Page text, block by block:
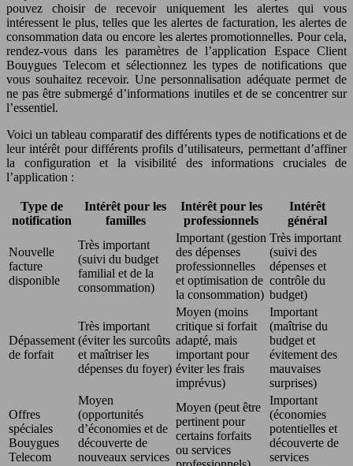
pouvez choisir de recevoir uniquement les alertes qui vous
intéressent le plus, telles que les alertes de facturation, les alertes de
consommation data ou encore les alertes promotionnelles. Pour cela,
rendez-vous dans les paramètres de l’application Espace Client
Bouygues Telecom et sélectionnez les types de notifications que
vous souhaitez recevoir. Une personnalisation adéquate permet de
ne pas être submergé d’informations inutiles et de se concentrer sur
l’essentiel.
Voici un tableau comparatif des différents types de notifications et de
leur intérêt pour différents profils d’utilisateurs, permettant d’affiner
la configuration et la visibilité des informations cruciales de
l’application :
Type de
notification
Intérêt pour les
familles
Intérêt pour les
professionnels
Intérêt
général
Nouvelle
facture
disponible
Très important
(suivi du budget
familial et de la
consommation)
Important (gestion
des dépenses
professionnelles
et optimisation de
la consommation)
Très important
(suivi des
dépenses et
contrôle du
budget)
Dépassement
de forfait
Très important
(éviter les surcoûts
et maîtriser les
dépenses du foyer)
Moyen (moins
critique si forfait
adapté, mais
important pour
éviter les frais
imprévus)
Important
(maîtrise du
budget et
évitement des
mauvaises
surprises)
Offres
spéciales
Bouygues
Telecom
Moyen
(opportunités
d’économies et de
découverte de
nouveaux services
Moyen (peut être
pertinent pour
certains forfaits
ou services
Important
(économies
potentielles et
découverte de
services